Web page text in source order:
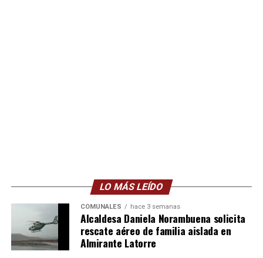
LO MÁS LEÍDO
COMUNALES hace 3 semanas
Alcaldesa Daniela Norambuena solicita
rescate aéreo de familia aislada en
Almirante Latorre